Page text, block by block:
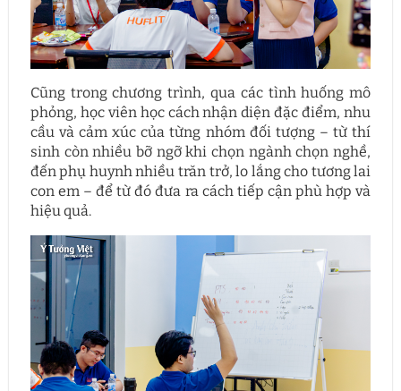
Cũng trong chương trình, qua các tình huống mô
phỏng, học viên học cách nhận diện đặc điểm, nhu
cầu và cảm xúc của từng nhóm đối tượng – từ thí
sinh còn nhiều bỡ ngỡ khi chọn ngành chọn nghề,
đến phụ huynh nhiều trăn trở, lo lắng cho tương lai
con em – để từ đó đưa ra cách tiếp cận phù hợp và
hiệu quả.